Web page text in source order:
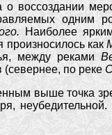
Наиболее
произносилось как
между реками
(севернее, по реке
выше точка